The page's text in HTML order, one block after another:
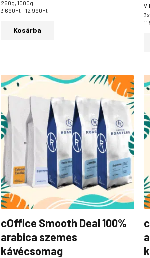
250g, 1000g
3 690Ft–12 990Ft
Kosárba
cOffice Smooth Deal 100%
arabica szemes
kávécsomag